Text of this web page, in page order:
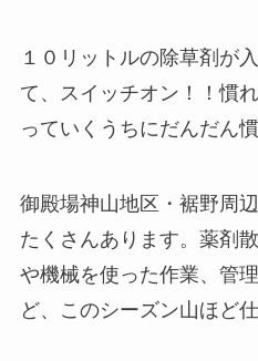
１０リットルの除草剤が
て、スイッチオン！！慣
っていくうちにだんだん
御殿場神山地区・裾野周
たくさんあります。薬剤
や機械を使った作業、管
ど、このシーズン山ほど